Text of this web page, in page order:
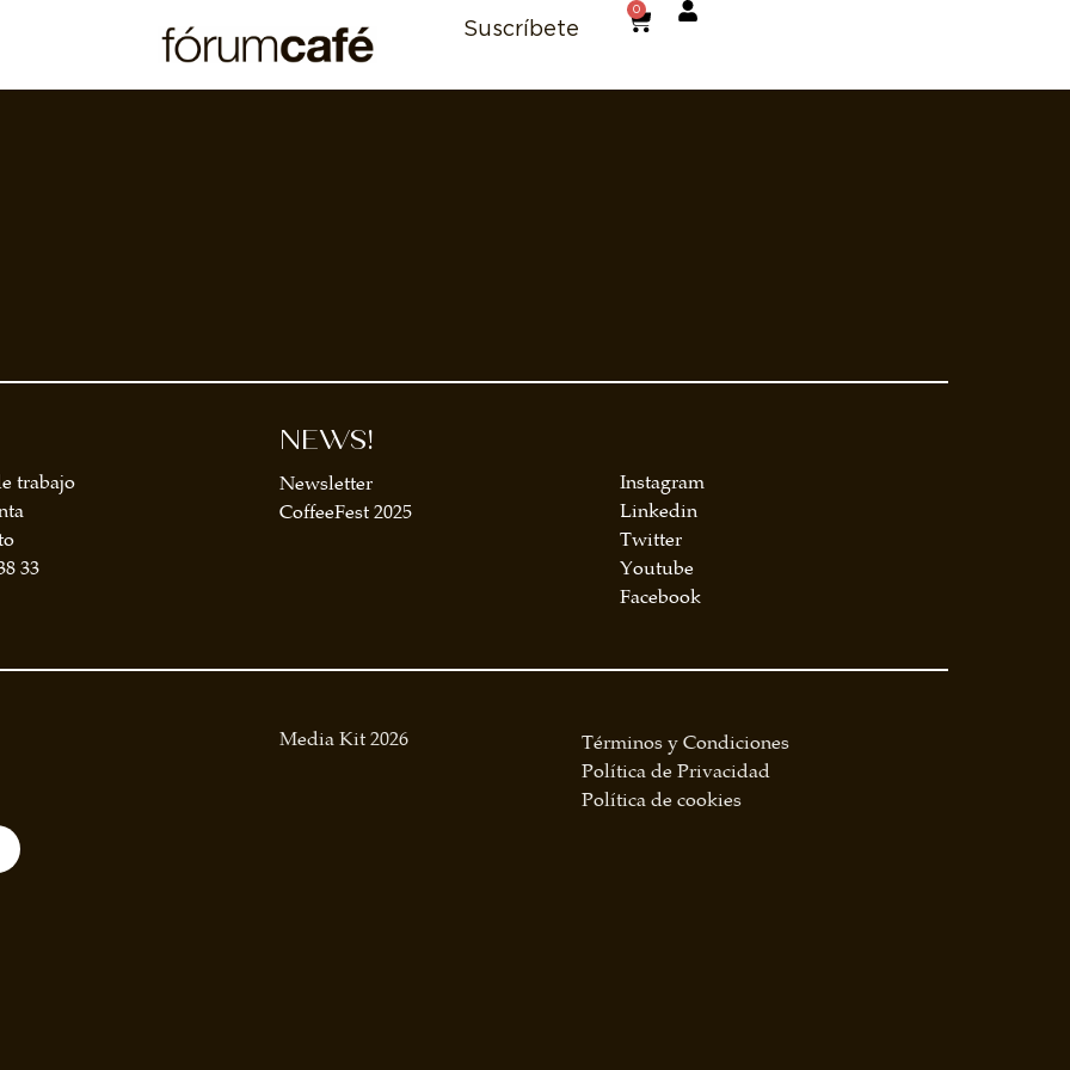
Suscríbete
0
trabajo
33
NEWS!
Newsletter
CoffeeFest 2025
Instagram
Linkedin
Twitter
Youtube
Facebook
Media Kit 2026
Términos y Condiciones
Política de Privacidad
Política de cookies